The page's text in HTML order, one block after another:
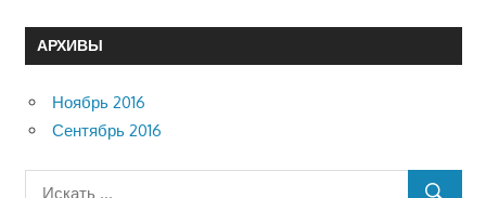
АРХИВЫ
Ноябрь 2016
Сентябрь 2016